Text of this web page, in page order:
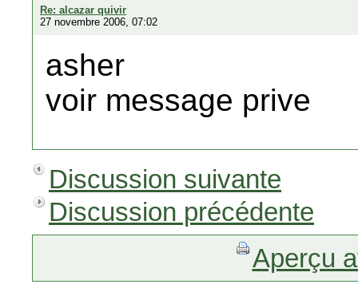
Re: alcazar quivir
27 novembre 2006, 07:02
asher
voir message prive
Discussion suivante
Discussion précédente
Aperçu